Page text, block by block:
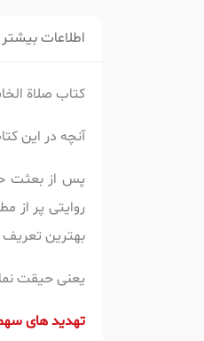
اطلاعات بیشتر
کتاب صلاة
آنچه در این
پس از بعثت
روایتی پر از
بهترین تعریف
یعنی حیقت
تهدید های